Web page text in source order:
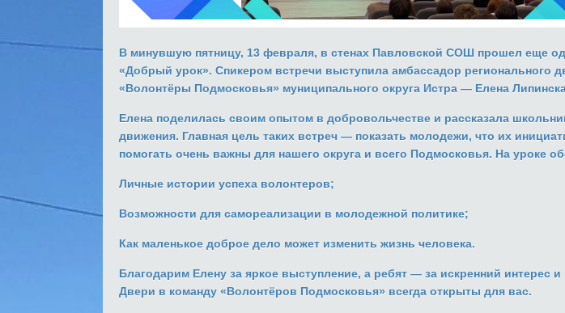
В минувшую пятницу, 13 февраля, в стенах Павловской СОШ прошел еще
«Добрый урок». Спикером встречи выступила амбассадор регионального
«Волонтёры Подмосковья» муниципального округа Истра — Елена
Елена поделилась своим опытом в добровольчестве и рассказала
движения. Главная цель таких встреч — показать молодежи, что их
помогать очень важны для нашего округа и всего Подмосковья. На уроке
Личные истории успеха волонтеров;
Возможности для самореализации в молодежной политике;
Как маленькое доброе дело может изменить жизнь человека.
Благодарим Елену за яркое выступление, а ребят — за искренний интерес
Двери в команду «Волонтёров Подмосковья» всегда открыты для вас.